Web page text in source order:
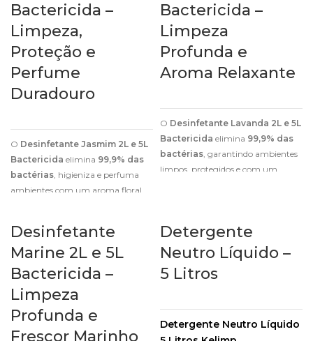
Bactericida –
Limpeza,
Proteção e
Perfume
Duradouro
O Desinfetante Jasmim 2L e 5L
Bactericida elimina 99,9% das
bactérias, higieniza e perfuma
ambientes com um aroma floral
Bactericida –
Limpeza
Profunda e
Aroma Relaxante
O Desinfetante Lavanda 2L e 5L
Bactericida elimina 99,9% das
bactérias, garantindo ambientes
limpos, protegidos e com um
Desinfetante
Marine 2L e 5L
Bactericida –
Limpeza
Profunda e
Frescor Marinho
Detergente
Neutro Líquido –
5 Litros
Detergente Neutro Líquido